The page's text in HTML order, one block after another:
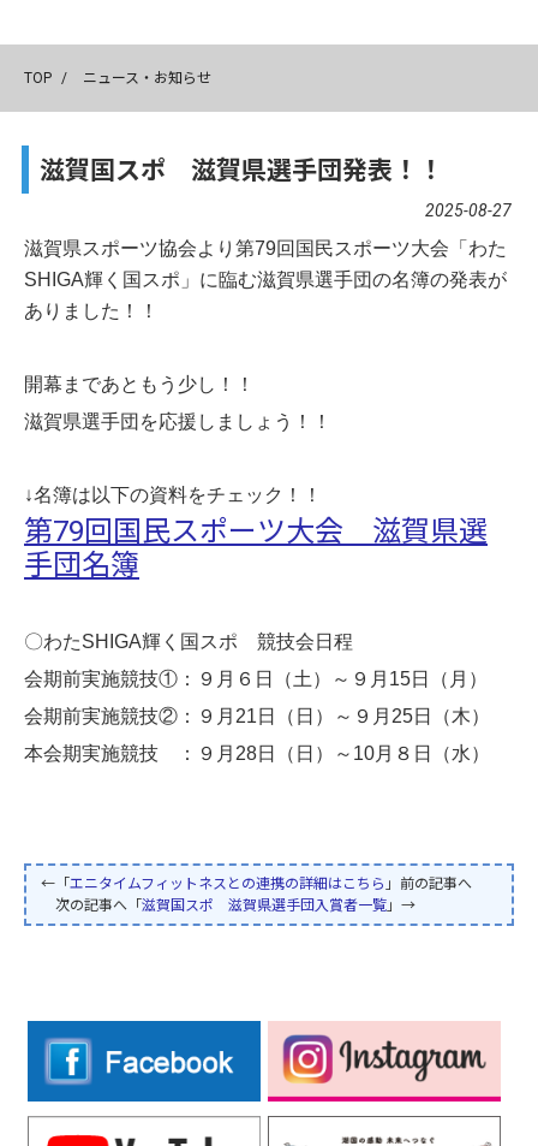
TOP / ニュース・お知らせ
滋賀国スポ 滋賀県選手団発表！！
2025-08-27
滋賀県スポーツ協会より第79回国民スポーツ大会「わた
SHIGA輝く国スポ」に臨む滋賀県選手団の名簿の発表が
ありました！！
開幕まであともう少し！！
滋賀県選手団を応援しましょう！！
↓名簿は以下の資料をチェック！！
第79回国民スポーツ大会 滋賀県選
手団名簿
〇わたSHIGA輝く国スポ 競技会日程
会期前実施競技①：９月６日（土）～９月15日（月）
会期前実施競技②：９月21日（日）～９月25日（木）
本会期実施競技 ：９月28日（日）～10月８日（水）
←「エニタイムフィットネスとの連携の詳細はこちら 」前の記事へ
次の記事へ「滋賀国スポ 滋賀県選手団入賞者一覧 」→